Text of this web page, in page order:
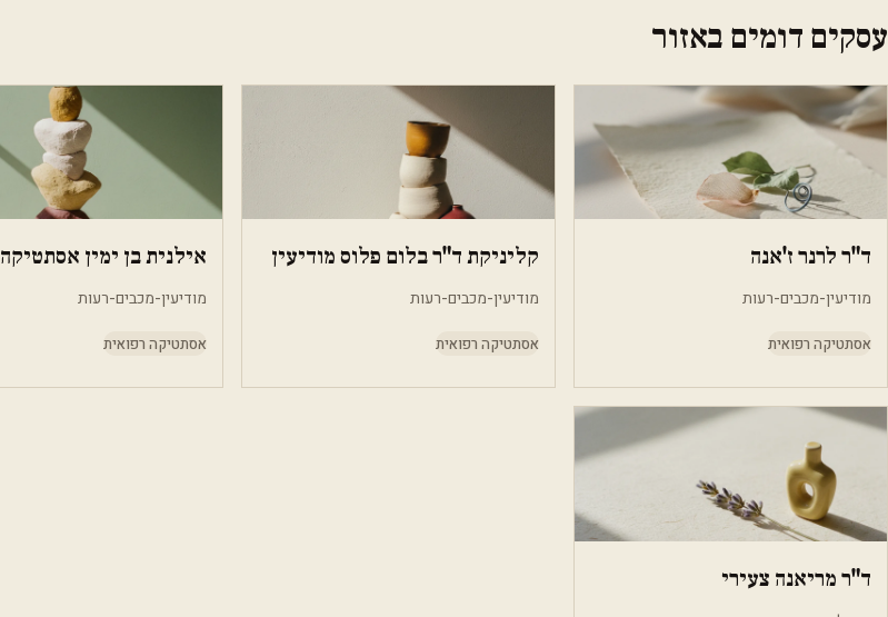
עסקים דומים באזור
ד"ר לרנר ז'אנה
מודיעין-מכבים-רעות
אסתטיקה רפואית
קליניקת ד"ר בלום פלוס מודיעין
מודיעין-מכבים-רעות
אסתטיקה רפואית
אילנית בן ימין אסתטיקה
מודיעין-מכבים-רעות
אסתטיקה רפואית
ד"ר מריאנה צעירי